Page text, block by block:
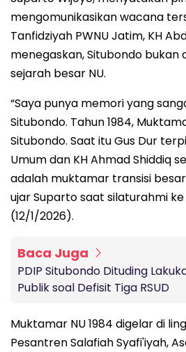
mengomunikasikan wacana
Tanfidziyah PWNU Jatim, KH
menegaskan, Situbondo
sejarah besar NU.
“Saya punya memori yang
Situbondo. Tahun 1984,
Situbondo. Saat itu Gus Dur
Umum dan KH Ahmad Shiddiq
adalah muktamar transisi besar
ujar Suparto saat silaturahmi ke
(12/1/2026).
Baca Juga
PDIP Situbondo Dituding
Publik soal Defisit Tiga RSUD
Muktamar NU 1984 digelar di
Pesantren Salafiah Syafi'iyah,